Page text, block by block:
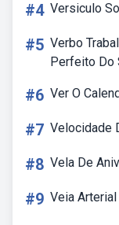
#4 Versiculo
#5 Verbo
Perfeito Do
#6 Ver O
#7 Velocidade
#8 Vela De
#9 Veia